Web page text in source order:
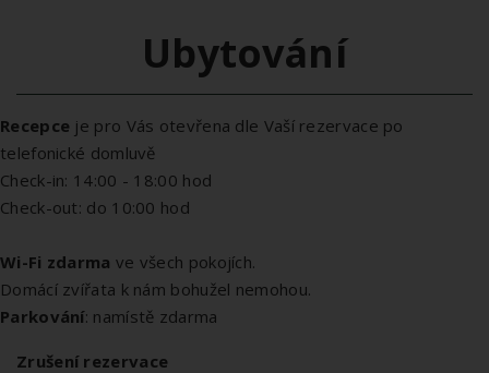
Ubytování
Recepce je pro Vás otevřena dle Vaší rezervace po
telefonické domluvě
Check-in: 14:00 - 18:00 hod
Check-out: do 10:00 hod
Wi-Fi zdarma ve všech pokojích.
Domácí zvířata k nám bohužel nemohou.
Parkování: namístě zdarma
Zrušení rezervace